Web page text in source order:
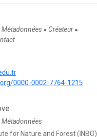
Métadonnées ● Créateur ●
0000-0002-7764-1215
Métadonnées
for Nature and Forest (INBO)